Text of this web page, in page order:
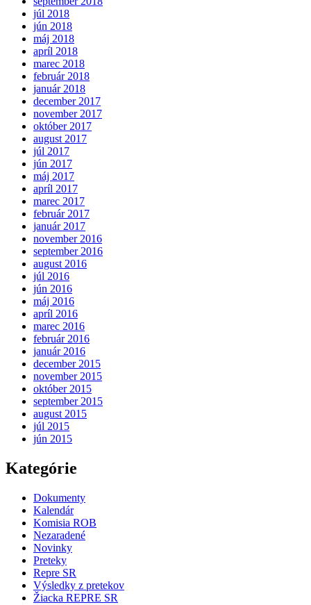
júl 2018
jún 2018
máj 2018
apríl 2018
marec 2018
február 2018
január 2018
december 2017
november 2017
október 2017
august 2017
júl 2017
jún 2017
máj 2017
apríl 2017
marec 2017
február 2017
január 2017
november 2016
september 2016
august 2016
júl 2016
jún 2016
máj 2016
apríl 2016
marec 2016
február 2016
január 2016
december 2015
november 2015
október 2015
september 2015
august 2015
júl 2015
jún 2015
Kategórie
Dokumenty
Kalendár
Komisia ROB
Nezaradené
Novinky
Preteky
Repre SR
Výsledky z pretekov
Žiacka REPRE SR